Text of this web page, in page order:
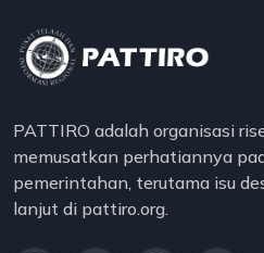
PATTIRO adalah organisasi
memusatkan perhatiannya
pemerintahan, terutama isu
lanjut di pattiro.org.